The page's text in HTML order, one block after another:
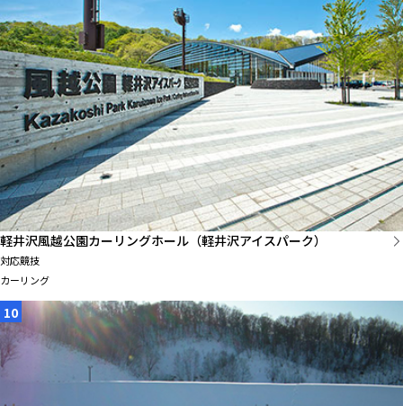
軽井沢風越公園カーリングホール（軽井沢アイスパーク）
対応競技
カーリング
10